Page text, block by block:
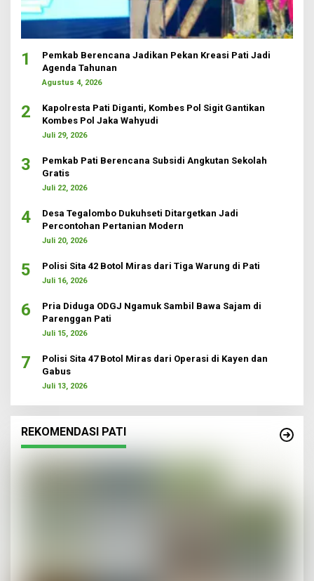
1
Pemkab Berencana Jadikan Pekan Kreasi Pati Jadi
Agenda Tahunan
Agustus 4, 2026
2
Kapolresta Pati Diganti, Kombes Pol Sigit Gantikan
Kombes Pol Jaka Wahyudi
Juli 29, 2026
3
Pemkab Pati Berencana Subsidi Angkutan Sekolah
Gratis
Juli 22, 2026
4
Desa Tegalombo Dukuhseti Ditargetkan Jadi
Percontohan Pertanian Modern
Juli 20, 2026
5 Polisi Sita 42 Botol Miras dari Tiga Warung di Pati
Juli 16, 2026
6
Pria Diduga ODGJ Ngamuk Sambil Bawa Sajam di
Parenggan Pati
Juli 15, 2026
7
Polisi Sita 47 Botol Miras dari Operasi di Kayen dan
Gabus
Juli 13, 2026
REKOMENDASI PATI